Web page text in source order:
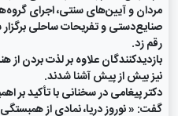
مردان و آیین‌های سنتی، اجرای
صنایع‌دستی و تفریحات ساحلی
رقم زد.
بازدیدکنندگان علاوه بر لذت بردن از
نیز بیش از پیش آشنا شدند.
دکتر پیغامی در سخنانی با تأکید
گفت: « نوروز دریا، نمادی از